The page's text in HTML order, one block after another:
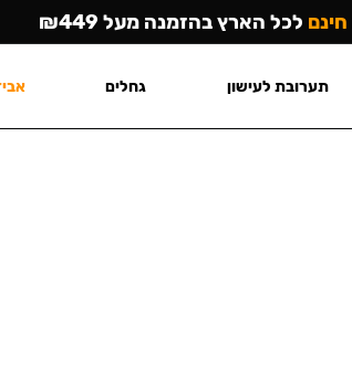
חינם לכל הארץ בהזמנה מעל ₪449
תערובת לעישון גחלים